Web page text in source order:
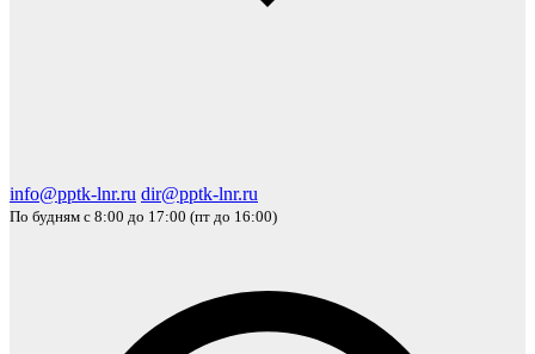
info@pptk-lnr.ru dir@pptk-lnr.ru
По будням с 8:00 до 17:00 (пт до 16:00)